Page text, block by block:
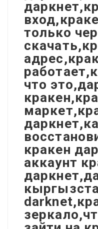
только
что
кракен
аккаунт